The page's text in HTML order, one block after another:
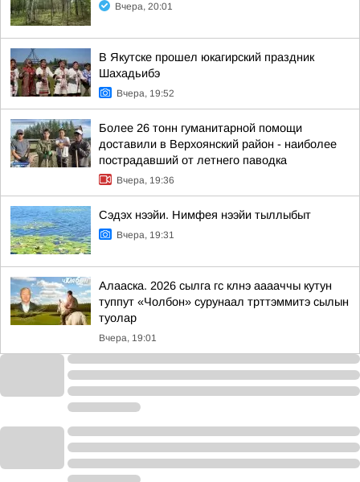
Вчера, 20:01
В Якутске прошел юкагирский праздник
Шахадьибэ
Вчера, 19:52
Более 26 тонн гуманитарной помощи
доставили в Верхоянский район - наиболее
пострадавший от летнего паводка
Вчера, 19:36
Сэдэх нээйи. Нимфея нээйи тыллыбыт
Вчера, 19:31
Алааска. 2026 сылга гс клнэ ааааччы кутун
туппут «Чолбон» сурунаал трттэммитэ сылын
туолар
Вчера, 19:01